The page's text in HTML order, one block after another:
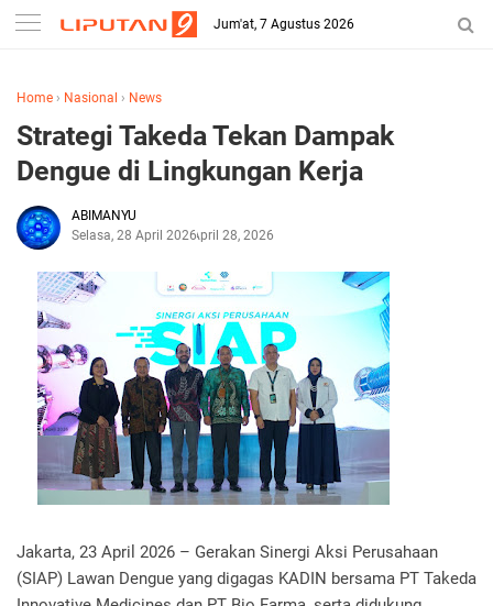
Jum'at, 7 Agustus 2026
Home › Nasional › News
Strategi Takeda Tekan Dampak
Dengue di Lingkungan Kerja
ABIMANYU
Selasa, 28 April 2026April 28, 2026
Jakarta, 23 April 2026 – Gerakan Sinergi Aksi Perusahaan
(SIAP) Lawan Dengue yang digagas KADIN bersama PT Takeda